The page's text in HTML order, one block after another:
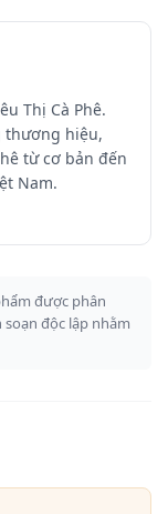
Thị Cà Phê.
thương hiệu,
từ cơ bản đến
Nam.
được phân
soạn độc lập nhằm